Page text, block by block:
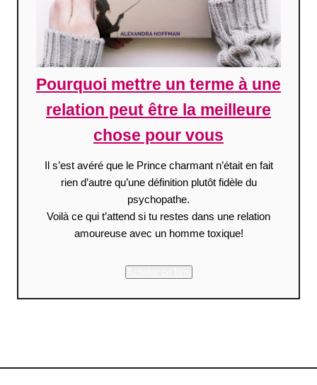
Pourquoi mettre un terme à une
relation peut être la meilleure
chose pour vous
Il s’est avéré que le Prince charmant n’était en fait
rien d’autre qu’une définition plutôt fidèle du
psychopathe.
Voilà ce qui t’attend si tu restes dans une relation
amoureuse avec un homme toxique!